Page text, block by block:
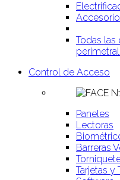
Todas
Control de Acceso
Paneles
Lectoras
Barreras
Tarjetas y